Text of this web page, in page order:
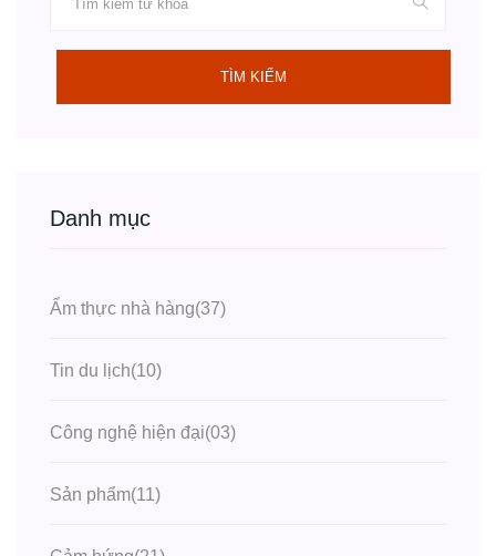
TÌM KIẾM
Danh mục
Ẩm thực nhà hàng(37)
Tin du lịch(10)
Công nghệ hiện đại(03)
Sản phẩm(11)